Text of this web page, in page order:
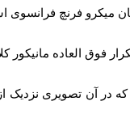
میکرو فرنچ
فوق العاده
را منتشر کرد که در آن